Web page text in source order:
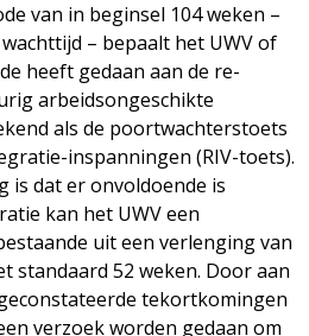
van in beginsel 104 weken –
– bepaalt het UWV of
heeft gedaan aan de re-
arbeidsongeschikte
als de poortwachterstoets
inspanningen (RIV-toets).
is dat er onvoldoende is
kan het UWV een
uit een verlenging van
standaard 52 weken. Door aan
tekortkomingen
verzoek worden gedaan om